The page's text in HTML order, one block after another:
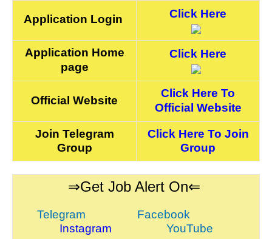
Application Login Click Here
Application Home
page
Click Here
Official Website
Click Here To
Official Website
Join Telegram
Group
Click Here To Join
Group
⇒Get Job Alert On⇐
Telegram
Facebook
Instagram
YouTube